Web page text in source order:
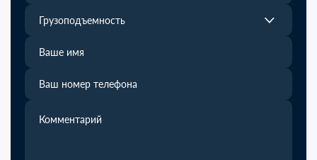
Грузоподъемность